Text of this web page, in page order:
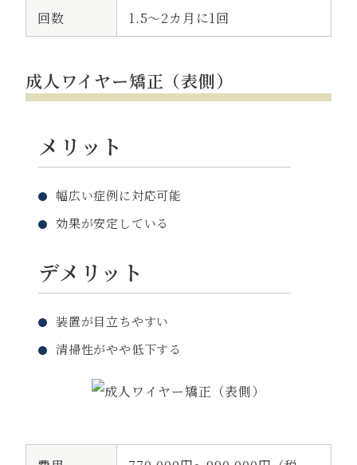
回数 1.5～2カ月に1回
成人ワイヤー矯正（表側）
メリット
幅広い症例に対応可能
効果が安定している
デメリット
装置が目立ちやすい
清掃性がやや低下する